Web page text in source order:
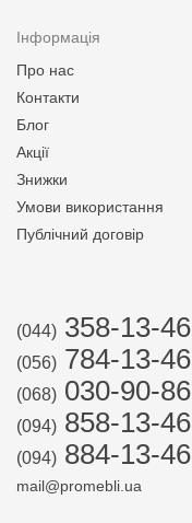
Інформація
Про нас
Контакти
Блог
Акції
Знижки
Умови використання
Публічний договір
(044) 358-13-46
(056) 784-13-46
(068) 030-90-86
(094) 858-13-46
(094) 884-13-46
mail@promebli.ua